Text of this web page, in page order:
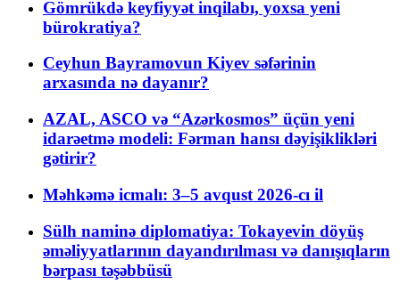
Gömrükdə keyfiyyət inqilabı, yoxsa yeni
bürokratiya?
Ceyhun Bayramovun Kiyev səfərinin
arxasında nə dayanır?
AZAL, ASCO və “Azərkosmos” üçün yeni
idarəetmə modeli: Fərman hansı dəyişiklikləri
gətirir?
Məhkəmə icmalı: 3–5 avqust 2026-cı il
Sülh naminə diplomatiya: Tokayevin döyüş
əməliyyatlarının dayandırılması və danışıqların
bərpası təşəbbüsü